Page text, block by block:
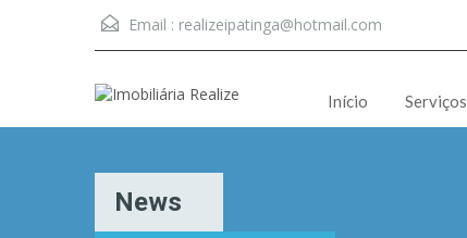
Email : realizeipatinga@hotmail.com
Início Serviços
News